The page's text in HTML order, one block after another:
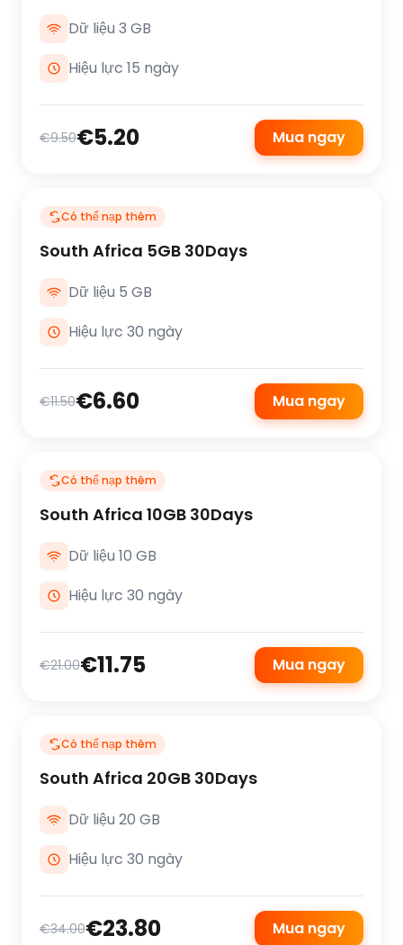
Dữ liệu 3 GB
Hiệu lực 15 ngày
€9.50€5.20 Mua ngay
Có thể nạp thêm
South Africa 5GB 30Days
Dữ liệu 5 GB
Hiệu lực 30 ngày
€11.50€6.60 Mua ngay
Có thể nạp thêm
South Africa 10GB 30Days
Dữ liệu 10 GB
Hiệu lực 30 ngày
€21.00€11.75 Mua ngay
Có thể nạp thêm
South Africa 20GB 30Days
Dữ liệu 20 GB
Hiệu lực 30 ngày
€34.00€23.80 Mua ngay